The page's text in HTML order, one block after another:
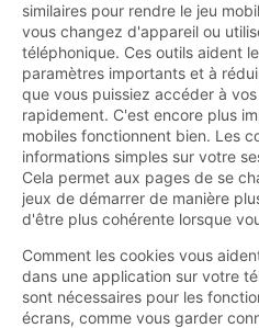
similaires pour rendre le jeu
vous changez d'appareil ou
téléphonique. Ces outils aident
paramètres importants et à
que vous puissiez accéder à
rapidement. C'est encore plus
mobiles fonctionnent bien. Les
informations simples sur votre
Cela permet aux pages de se
jeux de démarrer de manière
d'être plus cohérente lorsque
Comment les cookies vous
dans une application sur votre
sont nécessaires pour les
écrans, comme vous garder